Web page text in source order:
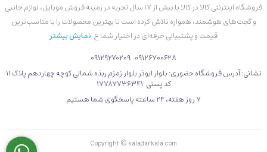
فروشگاه اینترنتی کالا در کالا با بیش از ۱۷ سال تجربه در زمینه فروش موبایل، لوازم جانبی
و گجت‌های هوشمند، همواره تلاش کرده است تا بهترین محصولات را با مناسب‌ترین
قیمت و پشتیبانی حرفه‌ای در اختیار شما ع نمایش بیشتر
09126700628
09129270209
نشانی: آدرس فروشگاه حضوری: بلوار ابوذر بلوار زمزم ربذه شمالی کوچه چهاردهم پلاک 11
کد پستی 17787736341
۷ روز هفته، ۲۴ ساعته پاسخگوی شما هستیم
Copyright © kaladarkala.com